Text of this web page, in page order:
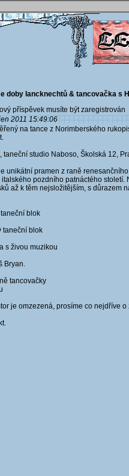
doby lancknechtů & tancovačka s
příspěvek musíte být
2011 15:49:06
na tance z Norimberského
taneční studio Naboso, Školská 12,
unikátní pramen z raně
pozdního patnáctého
až k těm nejsložitějším, s důrazem
blok
taneční blok
s živou muzikou
Bryan.
tancovačky
je omzezená, prosíme co nejdříve